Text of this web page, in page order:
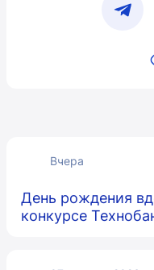
Вчера
День рождения
конкурсе